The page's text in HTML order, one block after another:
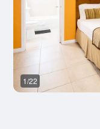
1/22